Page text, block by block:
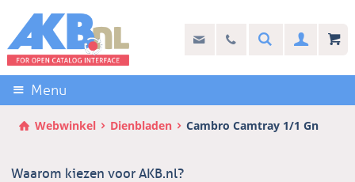
links
over
Direct
naar
de
inhoud
info@akb.nl
Stel uw vraag
030 69 50 814Search
Menu
Webwinkel Dienbladen Cambro Camtray 1/1 Gn
Waarom kiezen voor AKB.nl?